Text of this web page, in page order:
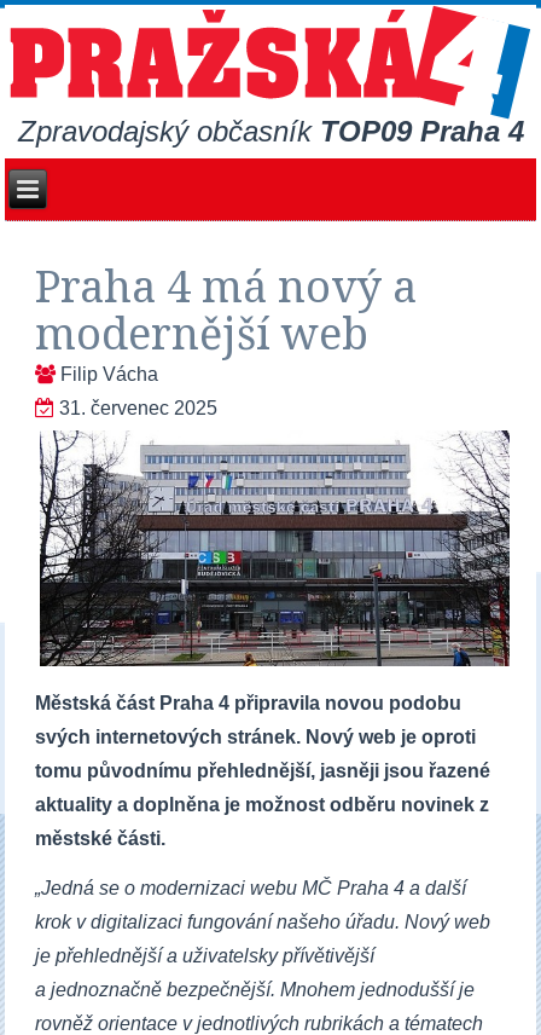
Zpravodajský občasník TOP09 Praha 4
Praha 4 má nový a
modernější web
Filip Vácha
31. červenec 2025
Městská část Praha 4 připravila novou podobu
svých internetových stránek. Nový web je oproti
tomu původnímu přehlednější, jasněji jsou řazené
aktuality a doplněna je možnost odběru novinek z
městské části.
„Jedná se o modernizaci webu MČ Praha 4 a další
krok v digitalizaci fungování našeho úřadu. Nový web
je přehlednější a uživatelsky přívětivější
a jednoznačně bezpečnější. Mnohem jednodušší je
rovněž orientace v jednotlivých rubrikách a tématech